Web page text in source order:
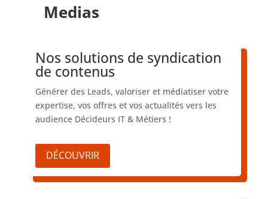
Medias
Nos solutions de syndication
de contenus
Générer des Leads, valoriser et médiatiser votre
expertise, vos offres et vos actualités vers les
audience Décideurs IT & Métiers !
DÉCOUVRIR